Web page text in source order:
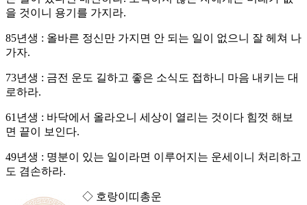
을 것이니 용기를 가지라.
85년생 : 올바른 정신만 가지면 안 되는 일이 없으니 잘 헤쳐 나
가자.
73년생 : 금전 운도 길하고 좋은 소식도 접하니 마음 내키는 대
로하라.
61년생 : 바닥에서 올라오니 세상이 열리는 것이다 힘껏 해보
면 끝이 보인다.
49년생 : 명분이 있는 일이라면 이루어지는 운세이니 처리하고
도 겸손하라.
◇ 호랑이띠총운